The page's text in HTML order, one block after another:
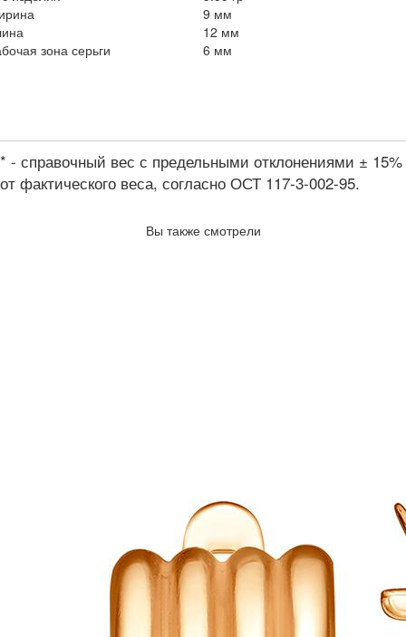
9 мм
12 мм
зона серьги
6 мм
* - справочный вес с предельными отклонениями ± 15%
от фактического веса, согласно ОСТ 117-3-002-95.
Вы также смотрели